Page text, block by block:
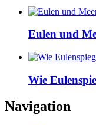
Eulen und
Wie
Navigation